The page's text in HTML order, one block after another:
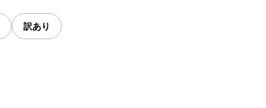
訳あり